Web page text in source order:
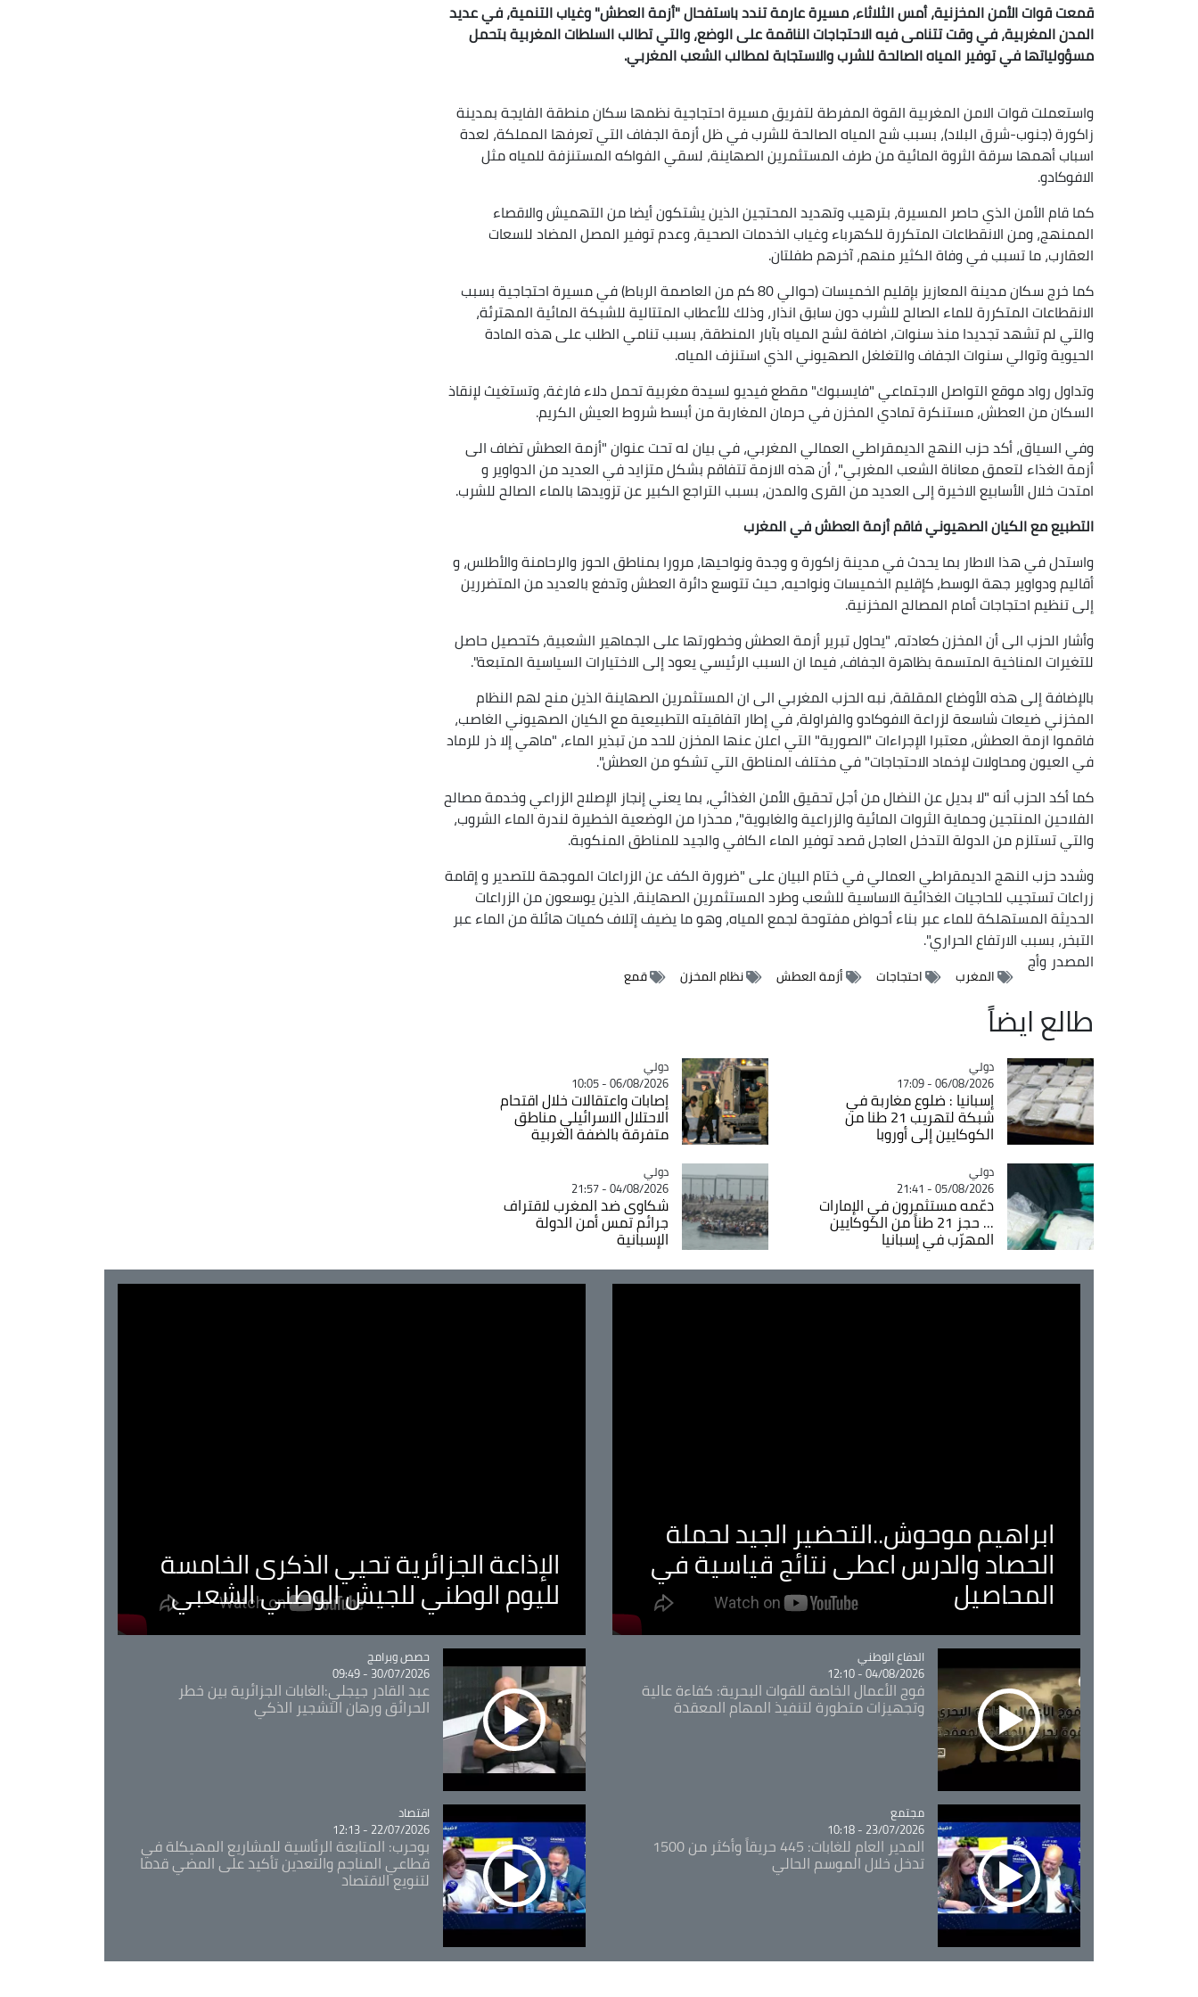
قمعت قوات الأمن المخزنية، أمس الثلاثاء، مسيرة عارمة تندد باستفحال "أزمة العطش" وغياب التنمية، في عديد
المدن المغربية، في وقت تتنامى فيه الاحتجاجات الناقمة على الوضع، والتي تطالب السلطات المغربية بتحمل
مسؤولياتها في توفير المياه الصالحة للشرب والاستجابة لمطالب الشعب المغربي.
واستعملت قوات الامن المغربية القوة المفرطة لتفريق مسيرة احتجاجية نظمها سكان منطقة الفايجة بمدينة
زاكورة (جنوب-شرق البلاد)، بسبب شح المياه الصالحة للشرب في ظل أزمة الجفاف التي تعرفها المملكة، لعدة
اسباب أهمها سرقة الثروة المائية من طرف المستثمرين الصهاينة، لسقي الفواكه المستنزفة للمياه مثل
الافوكادو.
كما قام الأمن الذي حاصر المسيرة، بترهيب وتهديد المحتجين الذين يشتكون أيضا من التهميش والاقصاء
الممنهج، ومن الانقطاعات المتكررة للكهرباء وغياب الخدمات الصحية، وعدم توفير المصل المضاد للسعات
العقارب، ما تسبب في وفاة الكثير منهم، آخرهم طفلتان.
كما خرج سكان مدينة المعازيز بإقليم الخميسات (حوالي 80 كم من العاصمة الرباط) في مسيرة احتجاجية بسبب
الانقطاعات المتكررة للماء الصالح للشرب دون سابق انذار، وذلك للأعطاب المتتالية للشبكة المائية المهترئة،
والتي لم تشهد تجديدا منذ سنوات، اضافة لشح المياه بآبار المنطقة، بسبب تنامي الطلب على هذه المادة
الحيوية وتوالي سنوات الجفاف والتغلغل الصهيوني الذي استنزف المياه.
وتداول رواد موقع التواصل الاجتماعي "فايسبوك" مقطع فيديو لسيدة مغربية تحمل دلاء فارغة، وتستغيث لإنقاذ
السكان من العطش، مستنكرة تمادي المخزن في حرمان المغاربة من أبسط شروط العيش الكريم.
وفي السياق، أكد حزب النهج الديمقراطي العمالي المغربي، في بيان له تحت عنوان "أزمة العطش تضاف الى
أزمة الغذاء لتعمق معاناة الشعب المغربي"، أن هذه الازمة تتفاقم بشكل متزايد في العديد من الدواوير و
امتدت خلال الأسابيع الاخيرة إلى العديد من القرى والمدن، بسبب التراجع الكبير عن تزويدها بالماء الصالح للشرب.
التطبيع مع الكيان الصهيوني فاقم أزمة العطش في المغرب
واستدل في هذا الاطار بما يحدث في مدينة زاكورة و وجدة ونواحيها، مرورا بمناطق الحوز والرحامنة والأطلس، و
أقاليم ودواوير جهة الوسط، كإقليم الخميسات ونواحيه، حيث تتوسع دائرة العطش وتدفع بالعديد من المتضررين
إلى تنظيم احتجاجات أمام المصالح المخزنية.
وأشار الحزب الى أن المخزن كعادته، "يحاول تبرير أزمة العطش وخطورتها على الجماهير الشعبية، كتحصيل حاصل
للتغيرات المناخية المتسمة بظاهرة الجفاف، فيما ان السبب الرئيسي يعود إلى الاختيارات السياسية المتبعة".
بالإضافة إلى هذه الأوضاع المقلقة، نبه الحزب المغربي الى ان المستثمرين الصهاينة الذين منح لهم النظام
المخزني ضيعات شاسعة لزراعة الافوكادو والفراولة، في إطار اتفاقيته التطبيعية مع الكيان الصهيوني الغاصب،
فاقموا ازمة العطش، معتبرا الإجراءات "الصورية" التي اعلن عنها المخزن للحد من تبذير الماء، "ماهي إلا ذر للرماد
في العيون ومحاولات لإخماد الاحتجاجات" في مختلف المناطق التي تشكو من العطش".
كما أكد الحزب أنه "لا بديل عن النضال من أجل تحقيق الأمن الغذائي، بما يعني إنجاز الإصلاح الزراعي وخدمة مصالح
الفلاحين المنتجين وحماية الثروات المائية والزراعية والغابوية"، محذرا من الوضعية الخطيرة لندرة الماء الشروب،
والتي تستلزم من الدولة التدخل العاجل قصد توفير الماء الكافي والجيد للمناطق المنكوبة.
وشدد حزب النهج الديمقراطي العمالي في ختام البيان على "ضرورة الكف عن الزراعات الموجهة للتصدير و إقامة
زراعات تستجيب للحاجيات الغذائية الاساسية للشعب وطرد المستثمرين الصهاينة، الذين يوسعون من الزراعات
الحديثة المستهلكة للماء عبر بناء أحواض مفتوحة لجمع المياه، وهو ما يضيف إتلاف كميات هائلة من الماء عبر
التبخر، بسبب الارتفاع الحراري".
المصدر وأج
المغرب احتجاجات أزمة العطش نظام المخزن قمع
طالع ايضاً
Catégorie
دولي
06/08/2026 - 17:09
إسبانيا : ضلوع مغاربة في
شبكة لتهريب 21 طنا من
الكوكايين إلى أوروبا
Catégorie
دولي
06/08/2026 - 10:05
إصابات واعتقالات خلال اقتحام
الاحتلال الاسرائيلي مناطق
متفرقة بالضفة الغربية
Catégorie
دولي
05/08/2026 - 21:41
دعّمه مستثمرون في الإمارات
... حجز 21 طناً من الكوكايين
المهرّب في إسبانيا
Catégorie
دولي
04/08/2026 - 21:57
شكاوى ضد المغرب لاقتراف
جرائم تمس أمن الدولة
الإسبانية
ابراهيم موحوش..التحضير الجيد لحملة
الحصاد والدرس اعطى نتائج قياسية في
المحاصيل
الإذاعة الجزائرية تحيي الذكرى الخامسة
لليوم الوطني للجيش الوطني الشعبي
Catégorie
الدفاع الوطني
04/08/2026 - 12:10
فوج الأعمال الخاصة للقوات البحرية: كفاءة عالية
وتجهيزات متطورة لتنفيذ المهام المعقدة
Catégorie
حصص وبرامج
30/07/2026 - 09:49
عبد القادر جيجلي:الغابات الجزائرية بين خطر
الحرائق ورهان التشجير الذكي
Catégorie
مجتمع
23/07/2026 - 10:18
المدير العام للغابات: 445 حريقاً وأكثر من 1500
تدخل خلال الموسم الحالي
Catégorie
اقتصاد
22/07/2026 - 12:13
بوحرب: المتابعة الرئاسية للمشاريع المهيكلة في
قطاعي المناجم والتعدين تأكيد على المضي قدما
لتنويع الاقتصاد